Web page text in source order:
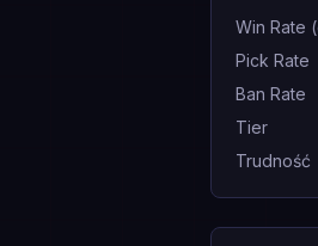
Win Rate
Pick Rate
Ban Rate
Tier
Trudność